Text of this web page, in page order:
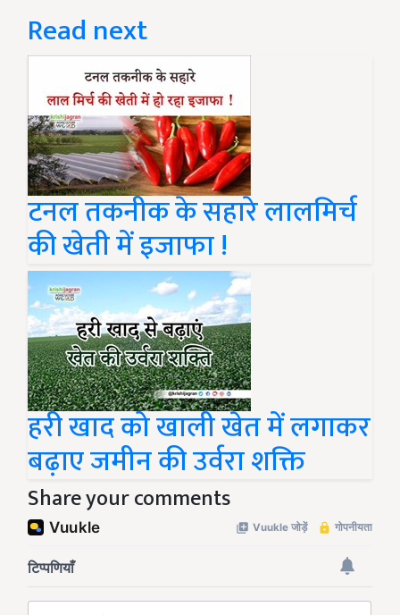
Read next
टनल तकनीक के सहारे लालमिर्च
की खेती में इजाफा !
हरी खाद को खाली खेत में लगाकर
बढ़ाए जमीन की उर्वरा शक्ति
Share your comments